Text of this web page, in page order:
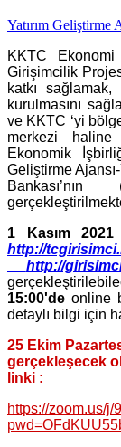
Yatırım Geliştirme
KKTC
Girişimcilik
katkı
kurulmasını
ve KKTC ‘yi
merkezi
Ekonomik
Geliştirme
1 Kasım
http://
http://
15:00'de online
detaylı bilgi için
25 Ekim
gerçekleşecek
linki :
https://zoom.us/